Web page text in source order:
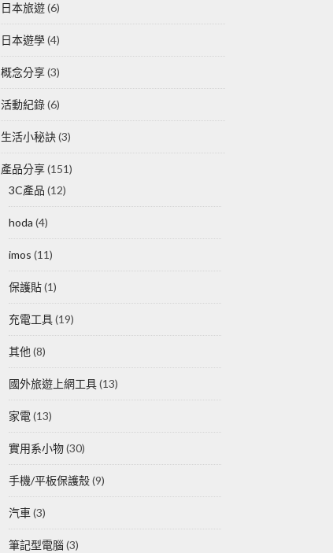
日本旅遊(6)
日本遊學(4)
概念分享(3)
活動紀錄(6)
生活小秘訣(3)
產品分享(151)
3C產品 (12)
hoda (4)
imos (11)
保護貼(1)
充電工具(19)
其他 (8)
國外旅遊上網工具(13)
家電 (13)
實用系小物(30)
手機/平板保護殼(9)
汽車 (3)
筆記型電腦(3)